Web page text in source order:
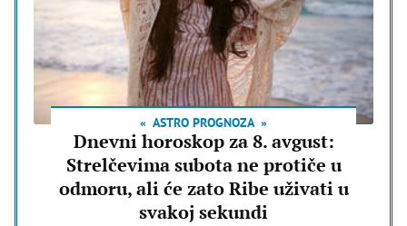
ASTRO PROGNOZA
Dnevni horoskop za 8. avgust:
Strelčevima subota ne protiče u
odmoru, ali će zato Ribe uživati u
svakoj sekundi